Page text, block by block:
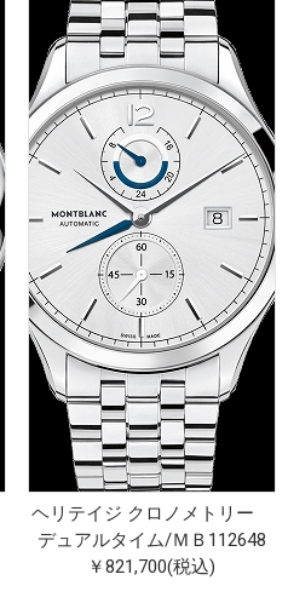
ヘリテイジ クロノメトリー
デュアルタイム/ＭＢ112648
￥821,700(税込)